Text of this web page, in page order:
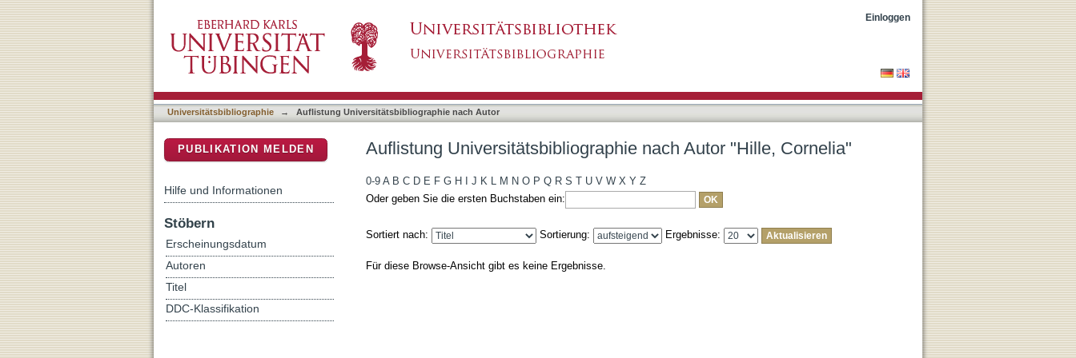
Einloggen
Universitätsbibliographie → Auflistung Universitätsbibliographie nach Autor
Auflistung Universitätsbibliographie nach Autor "Hille, Cornelia"
0-9 A B C D E F G H J K L M N O P Q R S T U V W X Y Z
Oder geben Sie die ersten Buchstaben ein:
Sortiert nach: Sortierung: Ergebnisse:
Für diese Browse-Ansicht gibt es keine Ergebnisse.
PUBLIKATION MELDEN
Hilfe und Informationen
Stöbern
Erscheinungsdatum
Autoren
Titel
DDC-Klassifikation